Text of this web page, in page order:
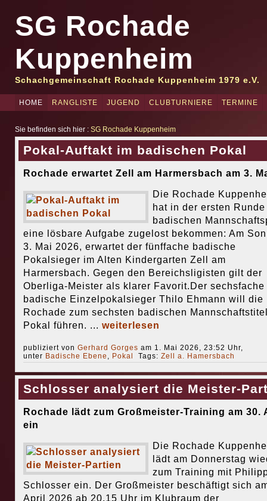
SG Rochade
Kuppenheim
Schachgemeinschaft Rochade Kuppenheim 1979 e.V.
HOME RANGLISTE JUGEND CLUBTURNIERE TERMINE
Sie befinden sich hier : SG Rochade Kuppenheim
Pokal-Auftakt im badischen Pokal
Rochade erwartet Zell am Harmersbach am 3.
Die Rochade
hat in der ersten Runde
badischen
eine lösbare Aufgabe zugelost bekommen: Am
3. Mai 2026, erwartet der fünffache badische
Pokalsieger im Alten Kindergarten Zell am
Harmersbach. Gegen den Bereichsligisten gilt der
Oberliga-Meister als klarer Favorit.Der sechsfache
badische Einzelpokalsieger Thilo Ehmann will die
Rochade zum sechsten badischen
Pokal führen. ... weiterlesen
publiziert von Gerhard Gorges am 1. Mai 2026, 23:52 Uhr,
unter Badische Ebene , Pokal Tags: Zell a. Hamersbach
Schlosser analysiert die Meister-
Rochade lädt zum Großmeister-Training am 30.
ein
Die Rochade
lädt am Donnerstag
zum Training mit
Schlosser ein. Der Großmeister beschäftigt sich
April 2026 ab 20.15 Uhr im Klubraum der